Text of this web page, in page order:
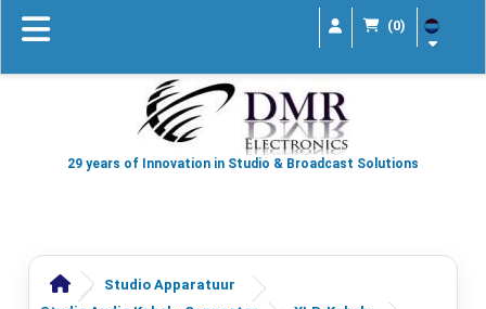
(0)
29 years of Innovation in Studio & Broadcast Solutions
Studio Apparatuur